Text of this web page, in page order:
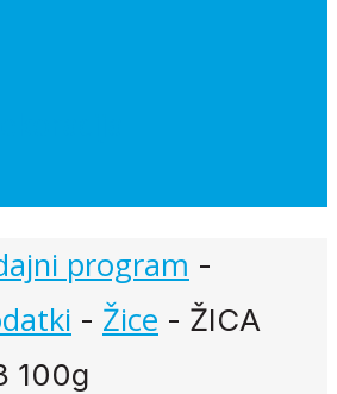
program -
- Žice - ŽICA
100g